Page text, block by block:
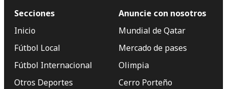
Secciones
Inicio
Fútbol Local
Fútbol Internacional
Otros Deportes
Anuncie con nosotros
Mundial de Qatar
Mercado de pases
Olimpia
Cerro Porteño